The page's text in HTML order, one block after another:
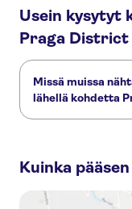
Usein kysytyt
Praga District
Missä muissa
lähellä kohdetta
Palace of Culture and
Fryderyk Chopin
Kuinka